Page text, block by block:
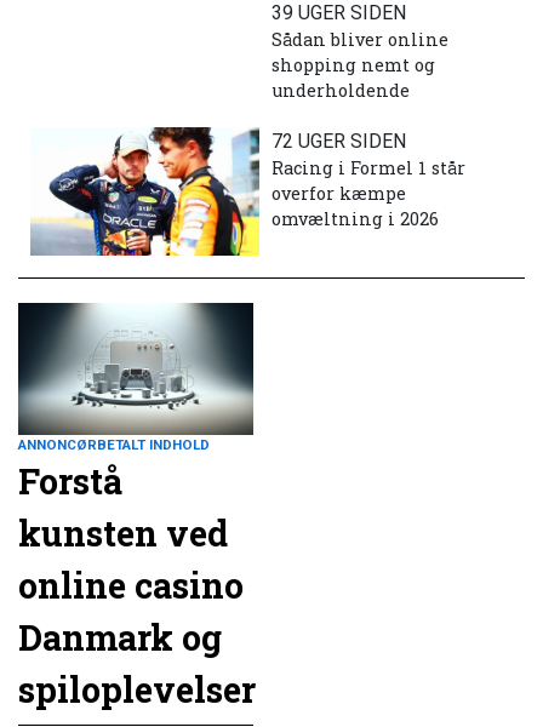
39 UGER SIDEN
Sådan bliver online
shopping nemt og
underholdende
72 UGER SIDEN
Racing i Formel 1 står
overfor kæmpe
omvæltning i 2026
ANNONCØRBETALT INDHOLD
Forstå
kunsten ved
online casino
Danmark og
spiloplevelser